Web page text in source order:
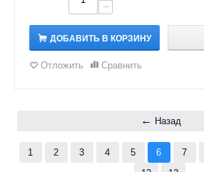
−
ДОБАВИТЬ В КОРЗИНУ
Отложить Сравнить
Назад
1 2 3 4 5 6 7